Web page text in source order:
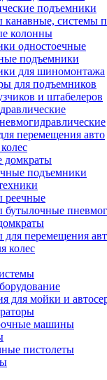
подъемники
канавные, системы
колонны
одностоечные
подъемники
для шиномонтажа
для подъемников
и штабелеров
перемещения авто
домкраты
подъемники
реечные
бутылочные
для перемещения
колес
для мойки и
машины
пистолеты